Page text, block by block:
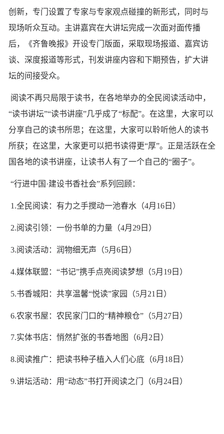
创新，专门设置了专家与专家观点碰撞的新形式，同时与
现场听众互动。主讲嘉宾在大讲坛完成一次面对面传播
后，《齐鲁晚报》开设专门版面，采取现场报道、嘉宾访
谈、深度报道等形式，刊发讲座内容和下期预告，扩大讲
坛的间接受众。
阅读不再只局限于读书，在各地举办的全民阅读活动中，
“读书讲坛”“读书讲座”几乎成了“标配”。在这里，大家可以
分享自己的读书所思；在这里，大家可以聆听他人的读书
所获；在这里，大家更可以把书读得更“厚”。正是活跃在全
国各地的读书讲座，让读书人有了一个自己的“圈子”。
“行进中国·建设书香社会”系列回顾：
1.全民阅读：有力之手搅动一池春水（4月16日）
2.阅读引领：一份书单的力量（4月29日）
3.阅读活动：润物细无声（5月6日）
4.媒体联盟：“书记”携手点亮阅读梦想（5月19日）
5.书香城阳：共享温馨“悦读”家园（5月21日）
6.农家书屋：农民家门口的“精神粮仓”（5月27日）
7.实体书店：悄然扩张的书香地图（6月2日）
8.阅读推广：把读书种子植入人们心底（6月18日）
9.讲坛活动：用“动态”书打开阅读之门（6月24日）